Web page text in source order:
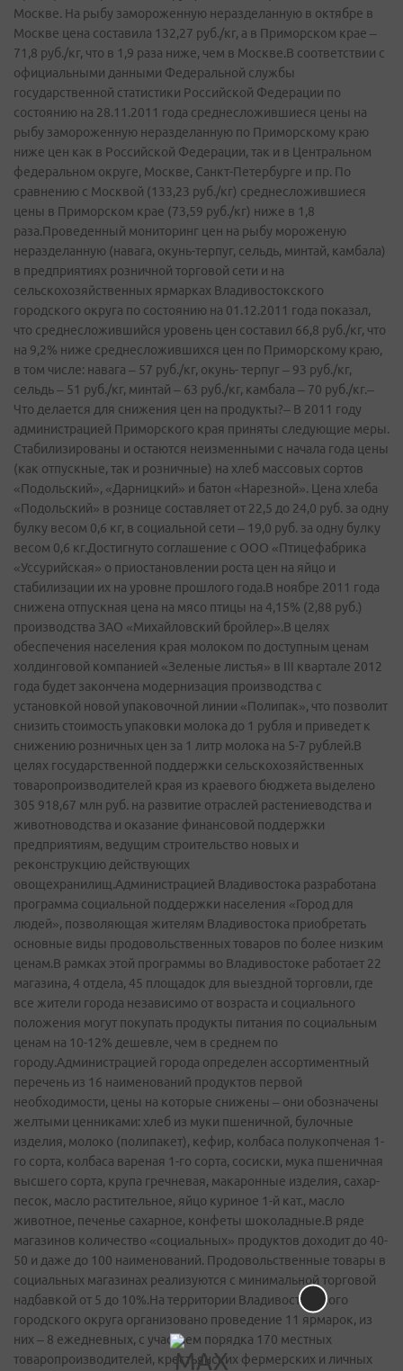
Москве. На рыбу замороженную неразделанную в октябре в
Москве цена составила 132,27 руб./кг, а в Приморском крае –
71,8 руб./кг, что в 1,9 раза ниже, чем в Москве.В соответствии с
официальными данными Федеральной службы
государственной статистики Российской Федерации по
состоянию на 28.11.2011 года среднесложившиеся цены на
рыбу замороженную неразделанную по Приморскому краю
ниже цен как в Российской Федерации, так и в Центральном
федеральном округе, Москве, Санкт-Петербурге и пр. По
сравнению с Москвой (133,23 руб./кг) среднесложившиеся
цены в Приморском крае (73,59 руб./кг) ниже в 1,8
раза.Проведенный мониторинг цен на рыбу мороженую
неразделанную (навага, окунь-терпуг, сельдь, минтай, камбала)
в предприятиях розничной торговой сети и на
сельскохозяйственных ярмарках Владивостокского
городского округа по состоянию на 01.12.2011 года показал,
что среднесложившийся уровень цен составил 66,8 руб./кг, что
на 9,2% ниже среднесложившихся цен по Приморскому краю,
в том числе: навага – 57 руб./кг, окунь- терпуг – 93 руб./кг,
сельдь – 51 руб./кг, минтай – 63 руб./кг, камбала – 70 руб./кг.–
Что делается для снижения цен на продукты?– В 2011 году
администрацией Приморского края приняты следующие меры.
Стабилизированы и остаются неизменными с начала года цены
(как отпускные, так и розничные) на хлеб массовых сортов
«Подольский», «Дарницкий» и батон «Нарезной». Цена хлеба
«Подольский» в рознице составляет от 22,5 до 24,0 руб. за одну
булку весом 0,6 кг, в социальной сети – 19,0 руб. за одну булку
весом 0,6 кг.Достигнуто соглашение с ООО «Птицефабрика
«Уссурийская» о приостановлении роста цен на яйцо и
стабилизации их на уровне прошлого года.В ноябре 2011 года
снижена отпускная цена на мясо птицы на 4,15% (2,88 руб.)
производства ЗАО «Михайловский бройлер».В целях
обеспечения населения края молоком по доступным ценам
холдинговой компанией «Зеленые листья» в III квартале 2012
года будет закончена модернизация производства с
установкой новой упаковочной линии «Полипак», что позволит
снизить стоимость упаковки молока до 1 рубля и приведет к
снижению розничных цен за 1 литр молока на 5-7 рублей.В
целях государственной поддержки сельскохозяйственных
товаропроизводителей края из краевого бюджета выделено
305 918,67 млн руб. на развитие отраслей растениеводства и
животноводства и оказание финансовой поддержки
предприятиям, ведущим строительство новых и
реконструкцию действующих
овощехранилищ.Администрацией Владивостока разработана
программа социальной поддержки населения «Город для
людей», позволяющая жителям Владивостока приобретать
основные виды продовольственных товаров по более низким
ценам.В рамках этой программы во Владивостоке работает 22
магазина, 4 отдела, 45 площадок для выездной торговли, где
все жители города независимо от возраста и социального
положения могут покупать продукты питания по социальным
ценам на 10-12% дешевле, чем в среднем по
городу.Администрацией города определен ассортиментный
перечень из 16 наименований продуктов первой
необходимости, цены на которые снижены – они обозначены
желтыми ценниками: хлеб из муки пшеничной, булочные
изделия, молоко (полипакет), кефир, колбаса полукопченая 1-
го сорта, колбаса вареная 1-го сорта, сосиски, мука пшеничная
высшего сорта, крупа гречневая, макаронные изделия, сахар-
песок, масло растительное, яйцо куриное 1-й кат., масло
животное, печенье сахарное, конфеты шоколадные.В ряде
магазинов количество «социальных» продуктов доходит до 40-
50 и даже до 100 наименований. Продовольственные товары в
социальных магазинах реализуются с минимальной торговой
надбавкой от 5 до 10%.На территории Владивостокского
городского округа организовано проведение 11 ярмарок, из
них – 8 ежедневных, с участием порядка 170 местных
товаропроизводителей, крестьянских фермерских и личных